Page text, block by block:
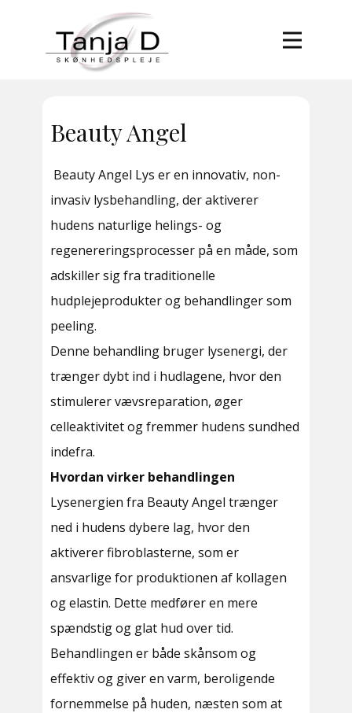
Forside
Book tid
Om Tanja D
Kontakt
Beauty Angel
Beauty Angel Lys er en innovativ, non-
invasiv lysbehandling, der aktiverer
hudens naturlige helings- og
regenereringsprocesser på en måde, som
adskiller sig fra traditionelle
hudplejeprodukter og behandlinger som
peeling.
Denne behandling bruger lysenergi, der
trænger dybt ind i hudlagene, hvor den
stimulerer vævsreparation, øger
celleaktivitet og fremmer hudens sundhed
indefra.
Hvordan virker behandlingen
Lysenergien fra Beauty Angel trænger
ned i hudens dybere lag, hvor den
aktiverer fibroblasterne, som er
ansvarlige for produktionen af kollagen
og elastin. Dette medfører en mere
spændstig og glat hud over tid.
Behandlingen er både skånsom og
effektiv og giver en varm, beroligende
fornemmelse på huden, næsten som at